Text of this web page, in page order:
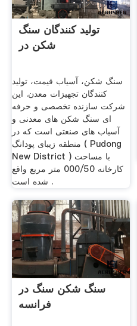
تولید کنندگان سنگ
شکن در
سنگ شکن، آسیاب قیمت، تولید
کنندگان تجهیزات معدن. این
شرکت سازنده تخصصی و حرفه
ای سنگ شکن های معدنی و
آسیاب های صنعتی است که در
منطقه زیبای پودانگ ( Pudong
New District ) با مساحت
کارخانه 000/50 متر مربع واقع
شده است .
سنگ شکن سنگ در
فرانسه